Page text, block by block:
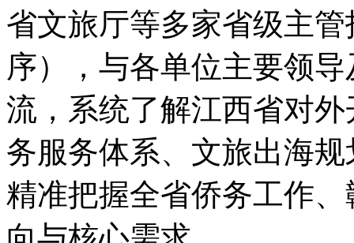
省文旅厅等多家省级主
序），与各单位主要领
流，系统了解江西省对
务服务体系、文旅出海
精准把握全省侨务工作